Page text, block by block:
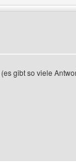
gibt so viele
tv